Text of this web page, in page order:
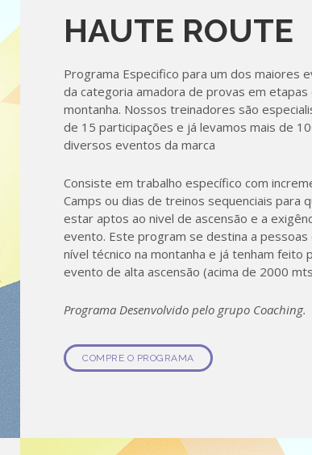
HAUTE ROUTE
Programa Especifico para um dos maiores
da categoria amadora de provas em etapas
montanha. Nossos treinadores são
de 15 participações e já levamos mais de
diversos eventos da marca
Consiste em trabalho específico com
Camps ou dias de treinos sequenciais para
estar aptos ao nivel de ascensão e a
evento. Este program se destina a pessoas
nível técnico na montanha e já tenham feito
evento de alta ascensão (acima de 2000
Programa Desenvolvido pelo grupo Coaching.
COMPRE O PROGRAMA